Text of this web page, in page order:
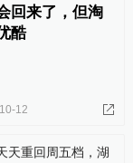
回来了，但淘
酷
12